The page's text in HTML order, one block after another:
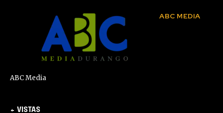
ABC MEDIA
ABC Media
+ VISTAS